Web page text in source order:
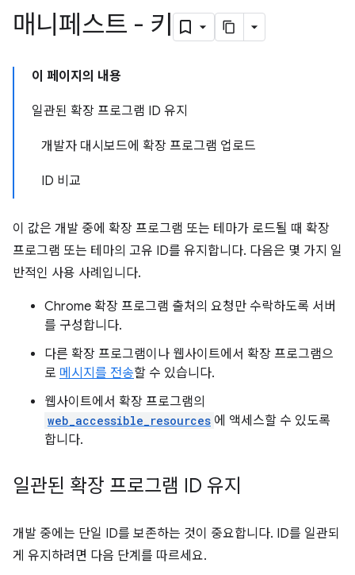
매니페스트 - 키
이 페이지의 내용
일관된 확장 프로그램 ID 유지
개발자 대시보드에 확장 프로그램 업로드
ID 비교
이 값은 개발 중에 확장 프로그램 또는 테마가 로드될 때 확장
프로그램 또는 테마의 고유 ID를 유지합니다. 다음은 몇 가지 일
반적인 사용 사례입니다.
Chrome 확장 프로그램 출처의 요청만 수락하도록 서버
를 구성합니다.
다른 확장 프로그램이나 웹사이트에서 확장 프로그램으
로 메시지를 전송할 수 있습니다.
웹사이트에서 확장 프로그램의
web_accessible_resources 에 액세스할 수 있도록
합니다.
일관된 확장 프로그램 ID 유지
개발 중에는 단일 ID를 보존하는 것이 중요합니다. ID를 일관되
게 유지하려면 다음 단계를 따르세요.